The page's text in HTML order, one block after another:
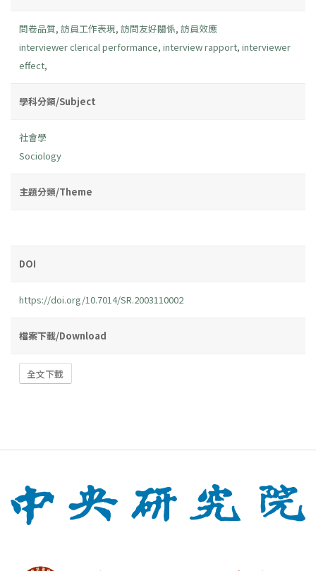
問卷品質, 訪員工作表現, 訪問友好關係, 訪員效應
interviewer clerical performance, interview rapport, interviewer
effect,
學科分類/Subject
社會學
Sociology
主題分類/Theme
DOI
https://doi.org/10.7014/SR.2003110002
檔案下載/Download
全文下載